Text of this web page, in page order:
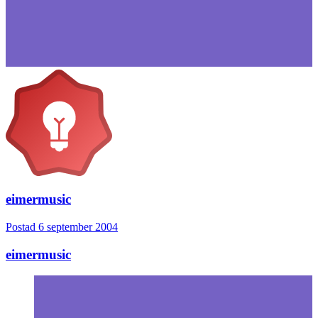
eimermusic
Postad 6 september 2004
eimermusic